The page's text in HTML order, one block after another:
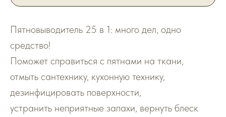
Пятновыводитель 25 в 1: много дел, одно
средство!
Поможет справиться с пятнами на ткани,
отмыть сантехнику, кухонную технику,
дезинфицировать поверхности,
устранить неприятные запахи, вернуть блеск